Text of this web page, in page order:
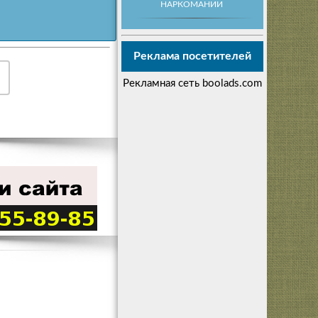
НАРКОМАНИИ
Реклама посетителей
Рекламная сеть boolads.com